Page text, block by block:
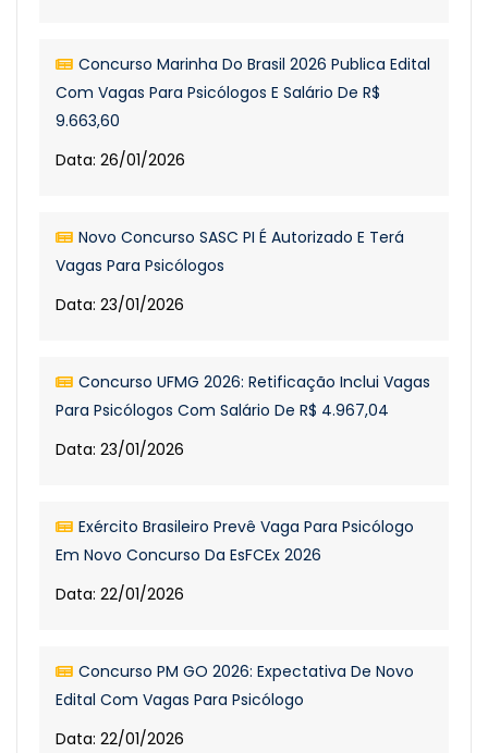
Concurso Marinha Do Brasil 2026 Publica Edital
Com Vagas Para Psicólogos E Salário De R$
9.663,60
Data: 26/01/2026
Novo Concurso SASC PI É Autorizado E Terá
Vagas Para Psicólogos
Data: 23/01/2026
Concurso UFMG 2026: Retificação Inclui Vagas
Para Psicólogos Com Salário De R$ 4.967,04
Data: 23/01/2026
Exército Brasileiro Prevê Vaga Para Psicólogo
Em Novo Concurso Da EsFCEx 2026
Data: 22/01/2026
Concurso PM GO 2026: Expectativa De Novo
Edital Com Vagas Para Psicólogo
Data: 22/01/2026